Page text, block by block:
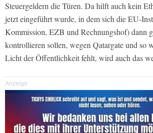
Steuergeldern die Türen. Da hilft auch kein
jetzt eingeführt wurde, in dem sich die EU-
Kommission, EZB und Rechnungshof) dann
kontrollieren sollen, wegen Qatargate und so
Licht der Öffentlichkeit fehlt, wird auch das
Anzeige